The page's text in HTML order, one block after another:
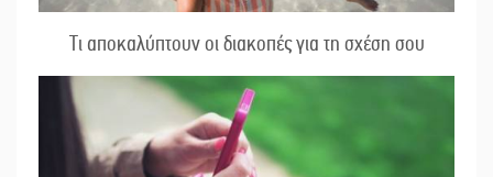
Τι αποκαλύπτουν οι διακοπές για τη σχέση σου